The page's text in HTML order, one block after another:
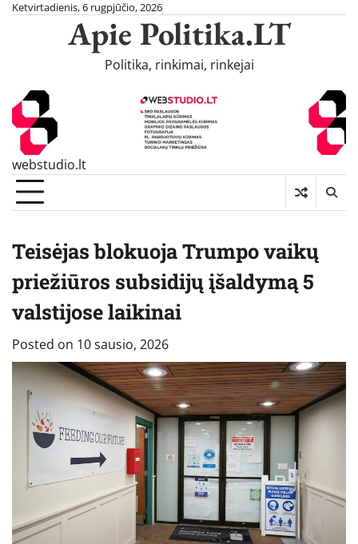
SkipKetvirtadienis, 6 rugpjūčio, 2026
Apie Politika.LT
Politika, rinkimai, rinkejai
webstudio.lt
Teisėjas blokuoja Trumpo vaikų
priežiūros subsidijų įšaldymą 5
valstijose laikinai
Posted on 10 sausio, 2026